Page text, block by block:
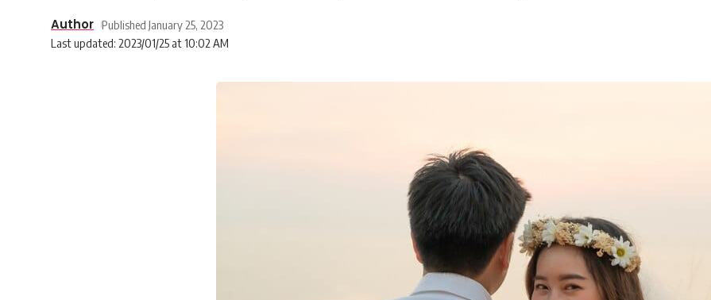
Last updated: 2023/01/25 at 10:02 AM
Author Published January 25, 2023